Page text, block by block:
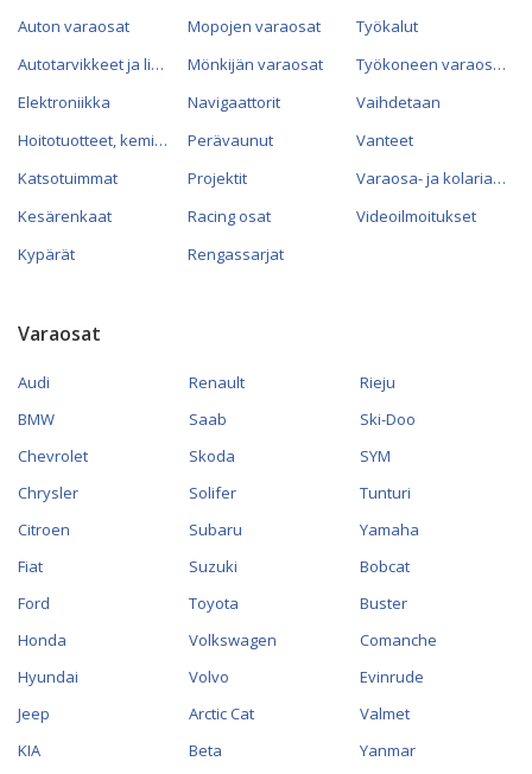
Auton varaosat
Autotarvikkeet ja lisävarusteet
Elektroniikka
Hoitotuotteet, kemikaalit ja öljyt
Katsotuimmat
Kesärenkaat
Kypärät
Mopojen varaosat
Mönkijän varaosat
Navigaattorit
Perävaunut
Projektit
Racing osat
Rengassarjat
Työkalut
Työkoneen varaosat
Vaihdetaan
Vanteet
Varaosa- ja kolariautot
Videoilmoitukset
Varaosat
Audi
BMW
Chevrolet
Chrysler
Citroen
Fiat
Ford
Honda
Hyundai
Jeep
KIA
Renault
Saab
Skoda
Solifer
Subaru
Suzuki
Toyota
Volkswagen
Volvo
Arctic Cat
Beta
Rieju
Ski-Doo
SYM
Tunturi
Yamaha
Bobcat
Buster
Comanche
Evinrude
Valmet
Yanmar